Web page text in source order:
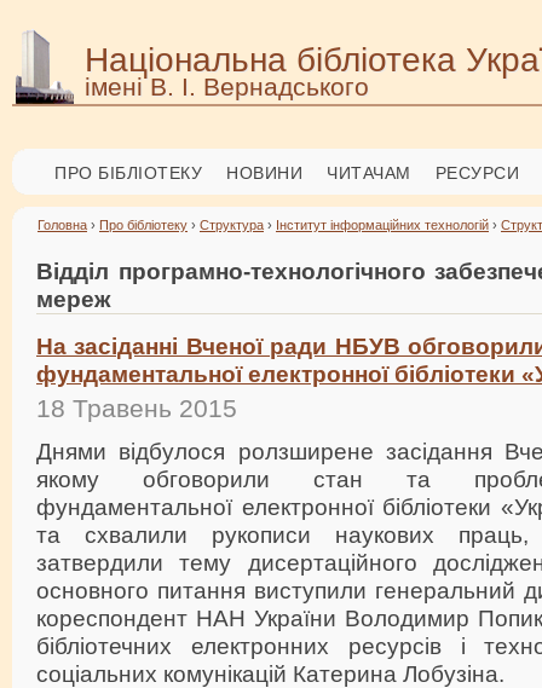
Національна бібліотека
імені В. І. Вернадського
ПРО БІБЛІОТЕКУ НОВИНИ ЧИТАЧАМ РЕСУРСИ
Головна › Про бібліотеку › Структура › Інститут інформаційних технологій ›
Відділ програмно-технологічного
мереж
На засіданні Вченої ради НБУВ
фундаментальної електронної бібліотеки
18 Травень 2015
Днями відбулося ролзширене засідання
якому обговорили стан та
фундаментальної електронної бібліотеки
та схвалили рукописи наукових
затвердили тему дисертаційного
основного питання виступили генеральний
кореспондент НАН України Володимир
бібліотечних електронних ресурсів і
соціальних комунікацій Катерина Лобузіна.